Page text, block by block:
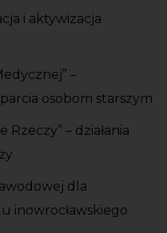
i aktywizacja
–
osobom starszym
Rzeczy” – działania
dla
inowrocławskiego